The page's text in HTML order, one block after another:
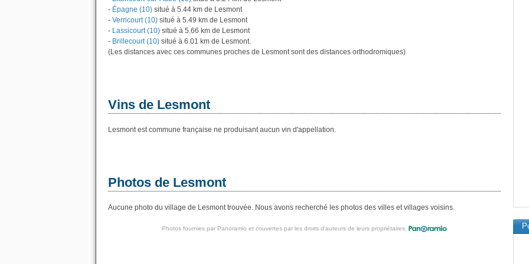
- Épagne (10) situé à 5.44 km de Lesmont
- Verricourt (10) situé à 5.49 km de Lesmont
- Lassicourt (10) situé à 5.66 km de Lesmont
- Brillecourt (10) situé à 6.01 km de Lesmont.
(Les distances avec ces communes proches de Lesmont sont des distances orthodromiques)
Vins de Lesmont
Lesmont est commune française ne produisant aucun vin d'appellation.
Photos de Lesmont
Aucune photo du village de Lesmont trouvée. Nous avons recherché les photos des villes et villages voisins.
Photos fournies par Panoramio et couvertes par les droits d'auteurs de leurs propriétaires.